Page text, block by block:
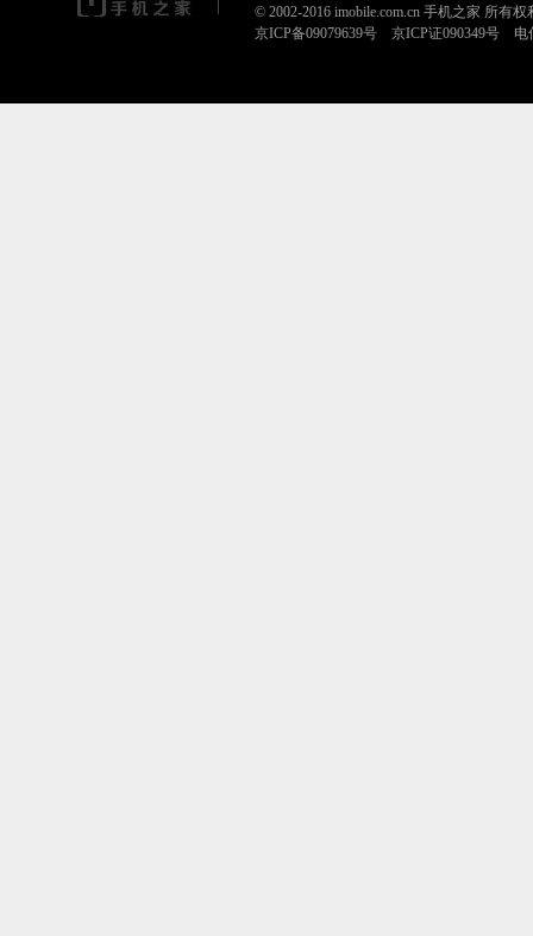
© 2002-2016 imobile.com.cn 手机之家 所有权
京ICP备09079639号 京ICP证090349号 电